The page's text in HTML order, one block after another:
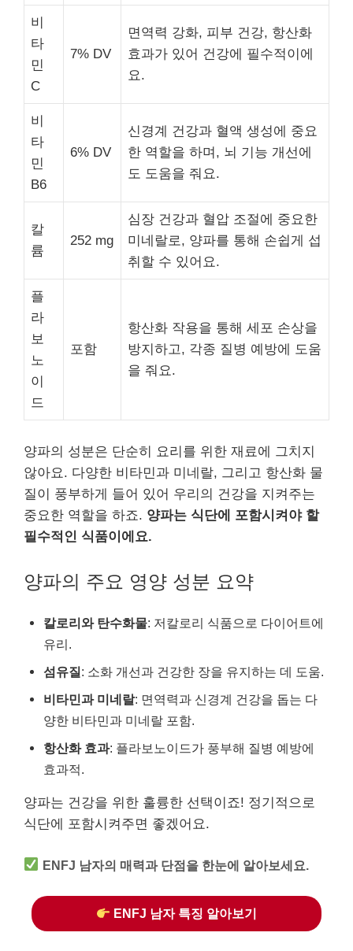
비
타
민
C
7% DV
면역력 강화, 피부 건강, 항산화
효과가 있어 건강에 필수적이에
요.
비
타
민
B6
6% DV
신경계 건강과 혈액 생성에 중요
한 역할을 하며, 뇌 기능 개선에
도 도움을 줘요.
칼
륨
252 mg
심장 건강과 혈압 조절에 중요한
미네랄로, 양파를 통해 손쉽게 섭
취할 수 있어요.
플
라
보
노
이
드
포함
항산화 작용을 통해 세포 손상을
방지하고, 각종 질병 예방에 도움
을 줘요.
양파의 성분은 단순히 요리를 위한 재료에 그치지
않아요. 다양한 비타민과 미네랄, 그리고 항산화 물
질이 풍부하게 들어 있어 우리의 건강을 지켜주는
중요한 역할을 하죠. 양파는 식단에 포함시켜야 할
필수적인 식품이에요.
양파의 주요 영양 성분 요약
칼로리와 탄수화물: 저칼로리 식품으로 다이어트에
유리.
섬유질: 소화 개선과 건강한 장을 유지하는 데 도움.
비타민과 미네랄: 면역력과 신경계 건강을 돕는 다
양한 비타민과 미네랄 포함.
항산화 효과: 플라보노이드가 풍부해 질병 예방에
효과적.
양파는 건강을 위한 훌륭한 선택이죠! 정기적으로
식단에 포함시켜주면 좋겠어요.
ENFJ 남자의 매력과 단점을 한눈에 알아보세요.
ENFJ 남자 특징 알아보기